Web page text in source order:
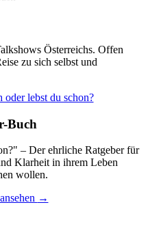
Österreichs. Offen
zu sich selbst und
Buch
– Der ehrliche Ratgeber für
Klarheit in ihrem Leben
wollen.
→